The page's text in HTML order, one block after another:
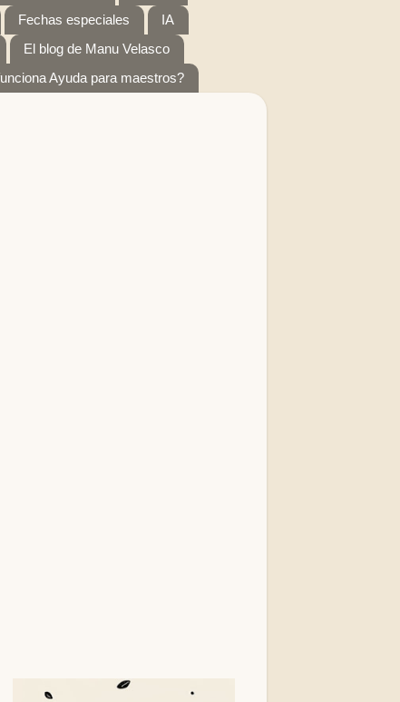
Fechas especiales
IA
El blog de Manu Velasco
Ayuda para maestros?